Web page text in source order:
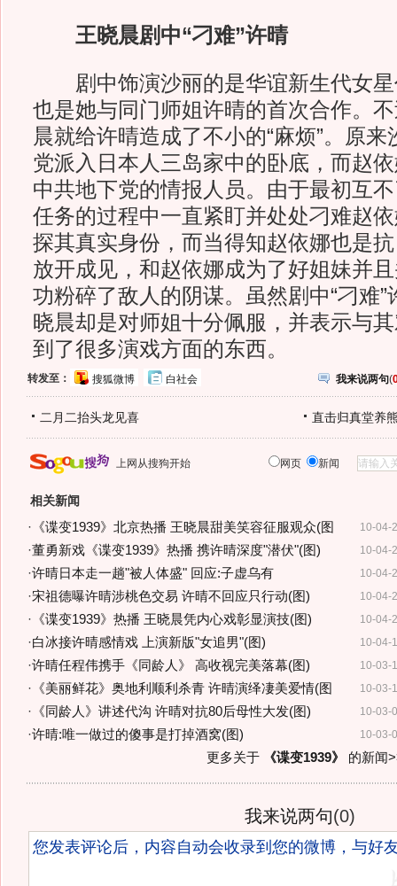
王晓晨剧中“刁难”许晴
剧中饰演沙丽的是华谊新生代女星
也是她与同门师姐许晴的首次合作。
晨就给许晴造成了不小的“麻烦”。原
党派入日本人三岛家中的卧底，而赵
中共地下党的情报人员。由于最初互
任务的过程中一直紧盯并处处刁难赵
探其真实身份，而当得知赵依娜也是
放开成见，和赵依娜成为了好姐妹并
功粉碎了敌人的阴谋。虽然剧中“刁难
晓晨却是对师姐十分佩服，并表示与
到了很多演戏方面的东西。
转发至： 搜狐微博 白社会 我来说两句(
二月二抬头龙见喜 直击归真堂养
上网从搜狗开始 网页 新闻
相关新闻
10-04-
· 《谍变1939》北京热播 王晓晨甜美笑容征服观众(图
10-04-
·董勇新戏《谍变1939》热播 携许晴深度"潜伏"(图)
10-04-
·许晴日本走一趟"被人体盛" 回应:子虚乌有
10-04-
·宋祖德曝许晴涉桃色交易 许晴不回应只行动(图)
10-04-
· 《谍变1939》热播 王晓晨凭内心戏彰显演技(图)
10-04-
·白冰接许晴感情戏 上演新版"女追男"(图)
10-03-
·许晴任程伟携手《同龄人》 高收视完美落幕(图)
10-03-
· 《美丽鲜花》奥地利顺利杀青 许晴演绎凄美爱情(图
10-03-
· 《同龄人》讲述代沟 许晴对抗80后母性大发(图)
10-03-
·许晴:唯一做过的傻事是打掉酒窝(图)
更多关于
《谍变1939》 的新闻
我来说两句(0)